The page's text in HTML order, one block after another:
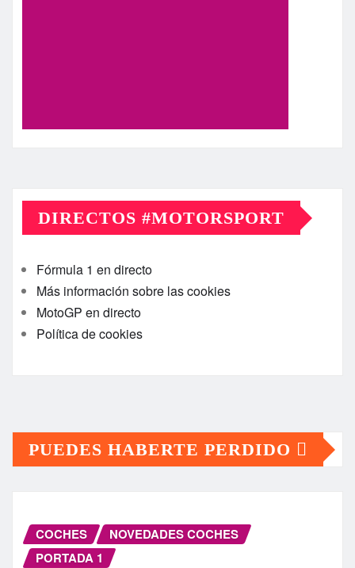
DIRECTOS #MOTORSPORT
Fórmula 1 en directo
Más información sobre las cookies
MotoGP en directo
Política de cookies
PUEDES HABERTE PERDIDO
COCHES
NOVEDADES COCHES
PORTADA 1